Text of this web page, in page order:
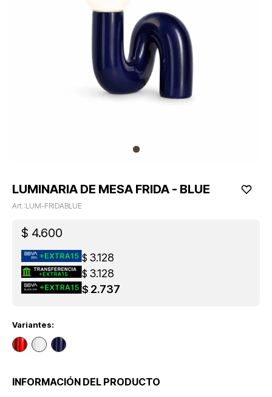
LUMINARIA DE MESA FRIDA - BLUE
LUM-FRIDABLUE
$ 4.600
$ 3.128
$ 3.128
$ 2.737
Variantes:
INFORMACIÓN DEL PRODUCTO